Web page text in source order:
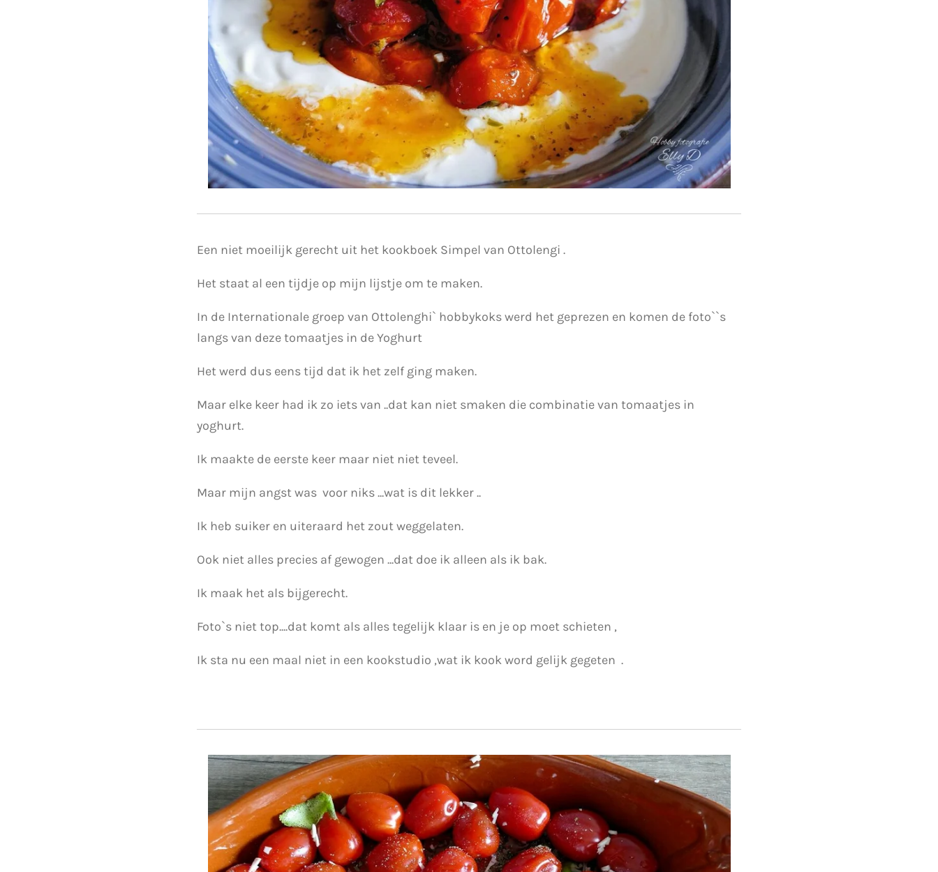
Een niet moeilijk gerecht uit het kookboek Simpel van Ottolengi .
Het staat al een tijdje op mijn lijstje om te maken.
In de Internationale groep van Ottolenghi` hobbykoks werd het geprezen en komen de foto``s
langs van deze tomaatjes in de Yoghurt
Het werd dus eens tijd dat ik het zelf ging maken.
Maar elke keer had ik zo iets van ..dat kan niet smaken die combinatie van tomaatjes in
yoghurt.
Ik maakte de eerste keer maar niet niet teveel.
Maar mijn angst was voor niks ...wat is dit lekker ..
Ik heb suiker en uiteraard het zout weggelaten.
Ook niet alles precies af gewogen ...dat doe ik alleen als ik bak.
Ik maak het als bijgerecht.
Foto`s niet top....dat komt als alles tegelijk klaar is en je op moet schieten ,
Ik sta nu een maal niet in een kookstudio ,wat ik kook word gelijk gegeten .